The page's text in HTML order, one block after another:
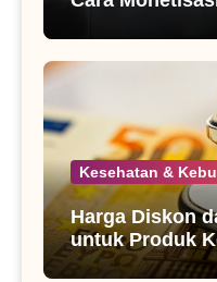
Kesehatan &
Harga Diskon
untuk Produk